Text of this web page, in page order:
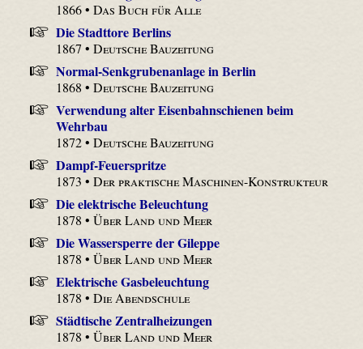
1866 •Das Buch für Alle
Die Stadttore Berlins
1867 •Deutsche Bauzeitung
Normal-Senkgrubenanlage in Berlin
1868 •Deutsche Bauzeitung
Verwendung alter Eisenbahnschienen beim
Wehrbau
1872 •Deutsche Bauzeitung
Dampf-Feuerspritze
1873 •Der praktische Maschinen-Konstrukteur
Die elektrische Beleuchtung
1878 •Über Land und Meer
Die Wassersperre der Gileppe
1878 •Über Land und Meer
Elektrische Gasbeleuchtung
1878 •Die Abendschule
Städtische Zentralheizungen
1878 •Über Land und Meer